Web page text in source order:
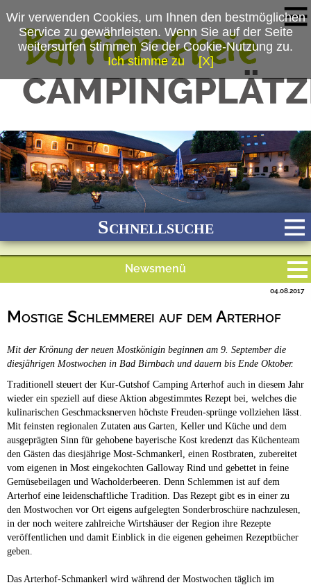
(c) Kur-Gutshof Camping ArterhofSchnellsuche
Ganzjährig geöffnet
Newsmenü
Campingplätze
Camping & Caravan
Touristik
Mostige Schlemmerei auf dem Arterhof
04.08.2017
Mit der Krönung der neuen Mostkönigin beginnen am 9. September die
diesjährigen Mostwochen in Bad Birnbach und dauern bis Ende Oktober.
Traditionell steuert der Kur-Gutshof Camping Arterhof auch in diesem Jahr
wieder ein speziell auf diese Aktion abgestimmtes Rezept bei, welches die
kulinarischen Geschmacksnerven höchste Freuden-sprünge vollziehen lässt.
Mit feinsten regionalen Zutaten aus Garten, Keller und Küche und dem
ausgeprägten Sinn für gehobene bayerische Kost kredenzt das Küchenteam
den Gästen das diesjährige Most-Schmankerl, einen Rostbraten, zubereitet
vom eigenen in Most eingekochten Galloway Rind und gebettet in feine
Gemüsebeilagen und Wacholderbeeren. Denn Schlemmen ist auf dem
Arterhof eine leidenschaftliche Tradition. Das Rezept gibt es in einer zu
den Mostwochen vor Ort eigens aufgelegten Sonderbroschüre nachzulesen,
in der noch weitere zahlreiche Wirtshäuser der Region ihre Rezepte
veröffentlichen und damit Einblick in die eigenen geheimen Rezeptbücher
geben.
Das Arterhof-Schmankerl wird während der Mostwochen täglich im
Wir verwenden Cookies, um Ihnen den bestmöglichen
Service zu gewährleisten. Wenn Sie auf der Seite
weitersurfen stimmen Sie der Cookie-Nutzung zu.
Ich stimme zu
[X]